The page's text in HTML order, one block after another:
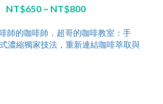
NT$650 ~ NT$800